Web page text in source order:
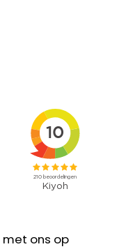
met ons op